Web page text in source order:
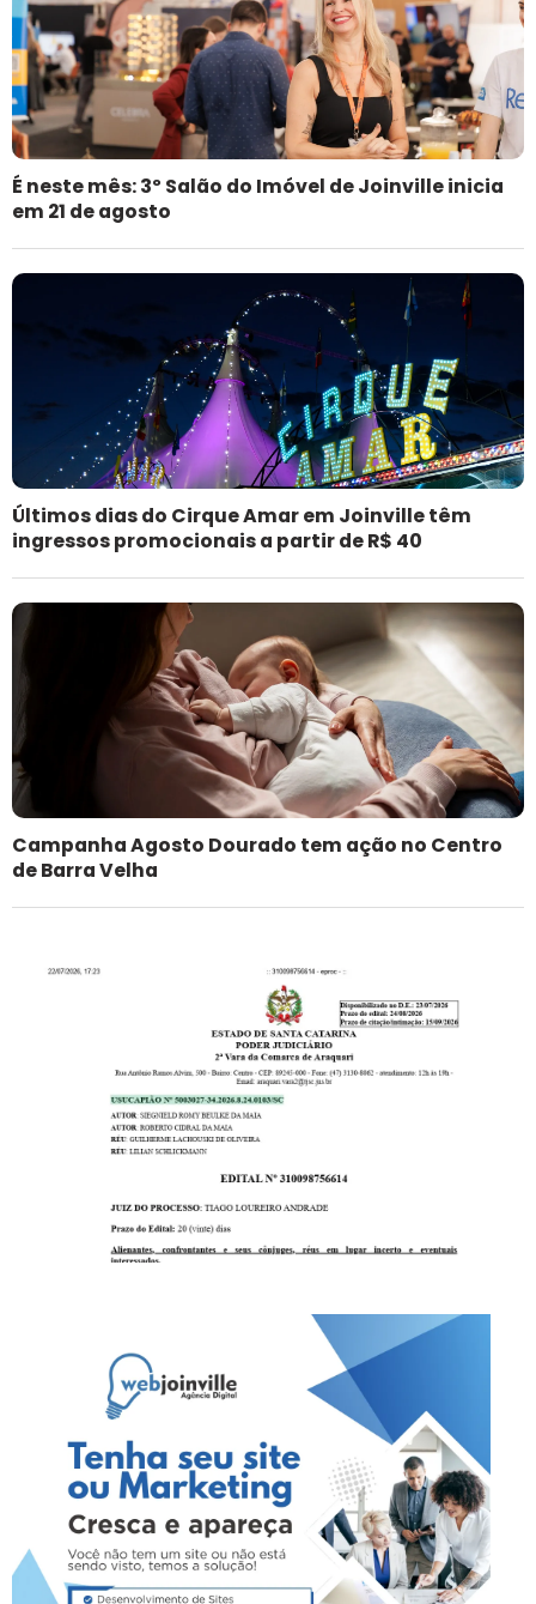
É neste mês: 3º Salão do Imóvel de Joinville inicia
em 21 de agosto
Últimos dias do Cirque Amar em Joinville têm
ingressos promocionais a partir de R$ 40
Campanha Agosto Dourado tem ação no Centro
de Barra Velha